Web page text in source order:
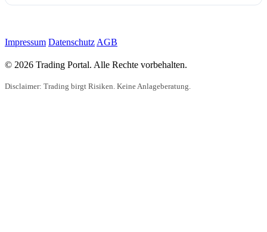
Impressum Datenschutz AGB
© 2026 Trading Portal. Alle Rechte vorbehalten.
Disclaimer: Trading birgt Risiken. Keine Anlageberatung.